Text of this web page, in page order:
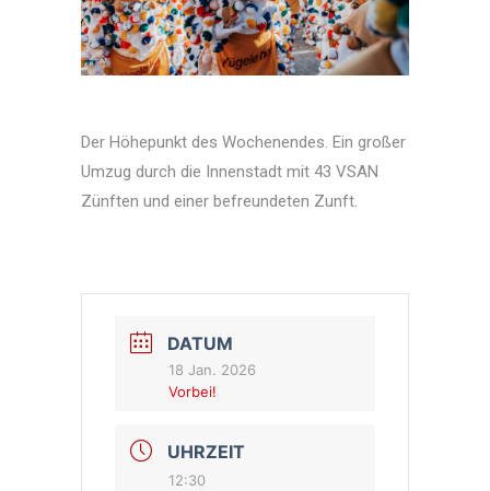
Der Höhepunkt des Wochenendes. Ein großer
Umzug durch die Innenstadt mit 43 VSAN
Zünften und einer befreundeten Zunft.
DATUM
18 Jan. 2026
Vorbei!
UHRZEIT
12:30